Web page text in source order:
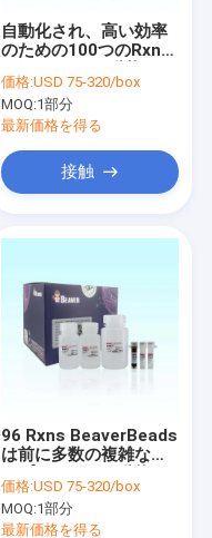
自動化され、高い効率
のための100つのRxns
イルスDNAのRNAのキ
ット
価格:USD 75-320/box
MOQ:1部分
最新価格を得る
接触
96 Rxns BeaverBeads
は前に多数の複雑なサ
ウイルスDNAのRNAの
キットを満たした
価格:USD 75-320/box
MOQ:1部分
最新価格を得る